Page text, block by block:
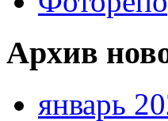
Архив
январь